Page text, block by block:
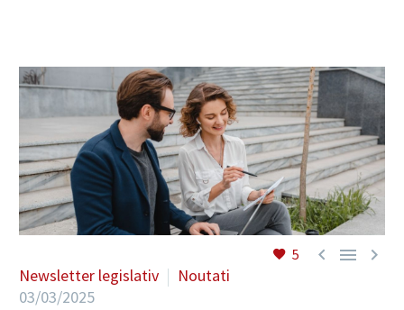
5   
Newsletter legislativ
Noutati
03/03/2025